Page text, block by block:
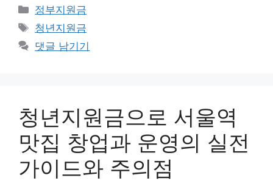
카
테
고
리
정부지원금
태
그
청년지원금
댓글 남기기
청년지원금으로 서울역
맛집 창업과 운영의 실전
가이드와 주의점